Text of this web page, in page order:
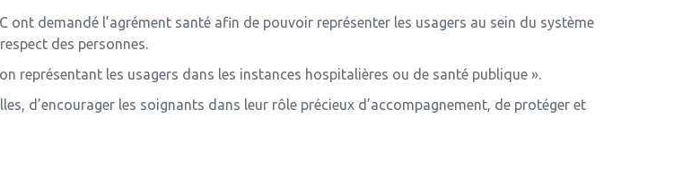
ont demandé l’agrément santé afin de pouvoir représenter les usagers au sein du système
des personnes.
représentant les usagers dans les instances hospitalières ou de santé publique ».
d’encourager les soignants dans leur rôle précieux d’accompagnement, de protéger et